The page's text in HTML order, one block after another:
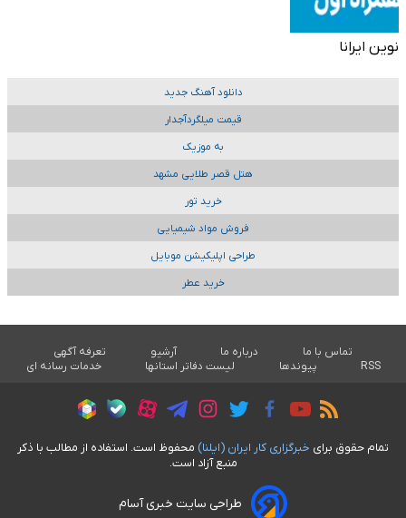
نوین ایرانا
دانلود آهنگ جدید
قیمت میلگردآجدار
به موزیک
هتل قصر طلایی مشهد
خرید تور
فروش مواد شیمیایی
طراحی اپلیکیشن موبایل
خرید عطر
تماس با ما درباره ما آرشیو
تعرفه آگهی
RSS
پیوندها لیست دفاتر استانها خدمات رسانه ای
تمام حقوق برای خبرگزاری کار ايران (ايلنا) محفوظ است. استفاده از مطالب با ذکر
منبع آزاد است.
طراحی سایت خبری آسام